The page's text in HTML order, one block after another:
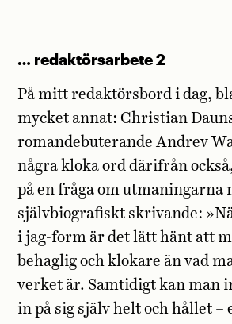
… redaktörsarbete 2
På mitt redaktörsbord i dag,
mycket annat: Christian
romandebuterande Andrev
några kloka ord därifrån
på en fråga om utmaningarna
självbiografiskt skrivande:
i jag-form är det lätt hänt att
behaglig och klokare än vad
verket är. Samtidigt kan man
in på sig själv helt och hållet –